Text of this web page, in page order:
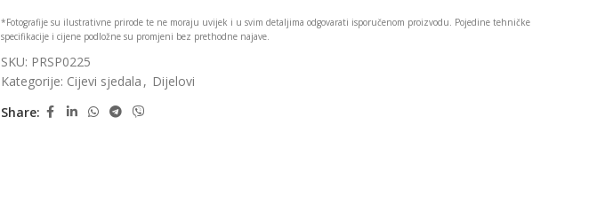
*Fotografije su ilustrativne prirode te ne moraju uvijek i u svim detaljima odgovarati isporučenom proizvodu. Pojedine tehničke
specifikacije i cijene podložne su promjeni bez prethodne najave.
SKU: PRSP0225
Kategorije: Cijevi sjedala , Dijelovi
Share: